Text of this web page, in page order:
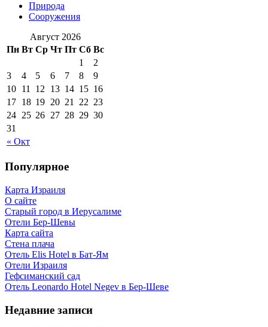
Природа
Сооружения
Август 2026
Пн Вт Ср Чт Пт Сб Вс
« Окт
1
2
3
4 5 6 7 8
9
10 11 12 13 14 15 16
17 18 19 20 21 22 23
24 25 26 27 28 29 30
31
Популярное
Карта Израиля
О сайте
Старый город в Иерусалиме
Отели Бер-Шевы
Карта сайта
Стена плача
Отель Elis Hotel в Бат-Ям
Отели Израиля
Гефсиманский сад
Отель Leonardo Hotel Negev в Бер-Шеве
Недавние записи